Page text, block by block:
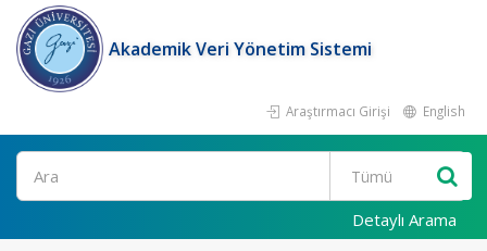
Akademik Veri Yönetim Sistemi
Araştırmacı Girişi English
Ara
Detaylı Arama